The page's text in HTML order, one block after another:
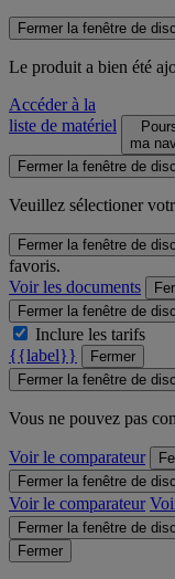
Fermer la fenêtre de
Le produit a bien été
Accéder à la
liste de matériel
ma
Fermer la fenêtre de
Veuillez sélectioner
Fermer la fenêtre de
favoris.
Voir les documents
Fermer la fenêtre de
Inclure les tarifs
{{label}}
Fermer
Fermer la fenêtre de
Vous ne pouvez pas
Voir le comparateur
Fermer la fenêtre de
Voir le comparateur
Fermer la fenêtre de
Fermer